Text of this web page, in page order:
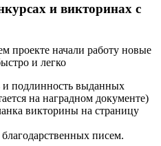
и викторинах с
проекте начали работу новые
и легко
и подлинность выданных
на наградном документе)
викторины на страницу
писем.